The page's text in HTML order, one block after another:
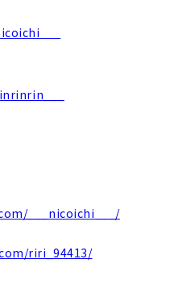
___nicoichi___/
riri_94413/